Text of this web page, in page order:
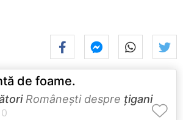
de foame.
Româneşti despre țigani